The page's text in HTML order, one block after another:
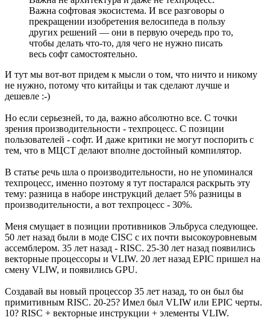
Важна софтовая экосистема. И все разговоры о
прекращении изобретения велосипеда в пользу
других решений — они в первую очередь про то,
чтобы делать что-то, для чего не нужно писать
весь софт самостоятельно.
И тут мы вот-вот придем к мысли о том, что ничто и никому
не нужно, потому что китайцы и так сделают лучше и
дешевле :-)
Но если серьезней, то да, важно абсолютно все. С точки
зрения производительности - техпроцесс. С позиции
пользователей - софт. И даже критики не могут поспорить с
тем, что в МЦСТ делают вполне достойный компилятор.
В статье речь шла о производительности, но не упоминался
техпроцесс, именно поэтому я тут постарался раскрыть эту
тему: разница в наборе инструкций делает 5% разницы в
производительности, а вот техпроцесс - 30%.
Меня смущает в позиции противников Эльбруса следующее.
50 лет назад были в моде CISC с их почти высокоуровневым
ассемблером. 35 лет назад - RISC. 25-30 лет назад появились
векторные процессоры и VLIW. 20 лет назад EPIC пришел на
смену VLIW, и появились GPU.
Создавай вы новый процессор 35 лет назад, то он был бы
примитивным RISC. 20-25? Имел был VLIW или EPIC черты.
10? RISC + векторные инструкции + элементы VLIW.